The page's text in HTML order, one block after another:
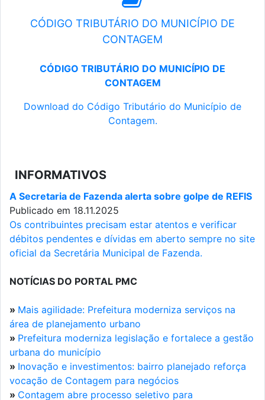
CÓDIGO TRIBUTÁRIO DO MUNICÍPIO DE
CONTAGEM
CÓDIGO TRIBUTÁRIO DO MUNICÍPIO DE
CONTAGEM
Download do Código Tributário do Município de
Contagem.
INFORMATIVOS
A Secretaria de Fazenda alerta sobre golpe de REFIS
Publicado em 18.11.2025
Os contribuintes precisam estar atentos e verificar
débitos pendentes e dívidas em aberto sempre no site
oficial da Secretária Municipal de Fazenda.
NOTÍCIAS DO PORTAL PMC
» Mais agilidade: Prefeitura moderniza serviços na
área de planejamento urbano
» Prefeitura moderniza legislação e fortalece a gestão
urbana do município
» Inovação e investimentos: bairro planejado reforça
vocação de Contagem para negócios
» Contagem abre processo seletivo para